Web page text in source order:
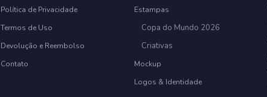
Política de Privacidade
Termos de Uso
Devolução e Reembolso
Contato
Estampas
Copa do Mundo 2026
Criativas
Mockup
Logos & Identidade